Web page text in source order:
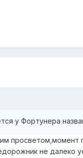
у Фортунера
не